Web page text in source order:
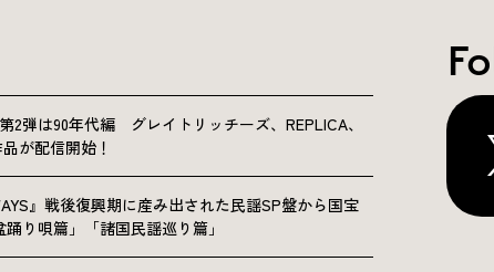
2弾は90年代編 グレイトリッチーズ、REPLICA、
が配信開始！
』戦後復興期に産み出された民謡SP盤から国宝
り唄篇」「諸国民謡巡り篇」